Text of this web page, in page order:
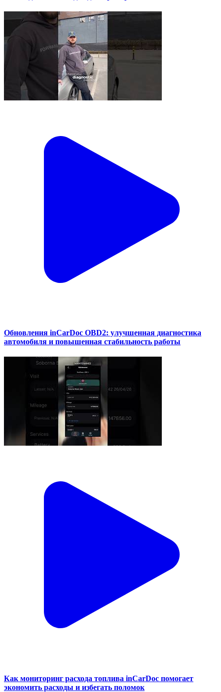
Обновления inCarDoc OBD2: улучшенная диагностика
автомобиля и повышенная стабильность работы
Как мониторинг расхода топлива inCarDoc помогает
экономить расходы и избегать поломок